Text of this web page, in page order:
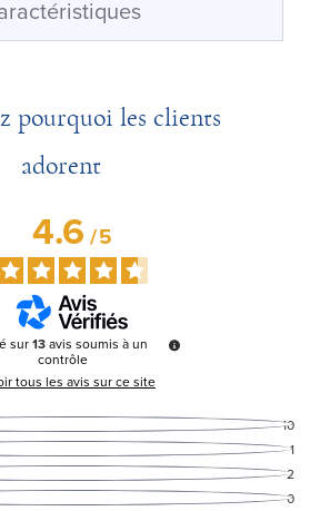
pourquoi les clients
adorent
4.6/5
sur13avis soumis à un
contrôle
tous les avis sur ce site
10
1
2
0